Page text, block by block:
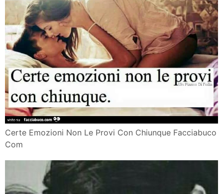
Certe Emozioni Non Le Provi Con Chiunque Facciabuco
Com